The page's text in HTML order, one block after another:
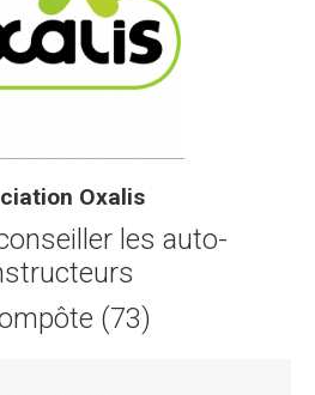
Oxalis
les auto-
(73)